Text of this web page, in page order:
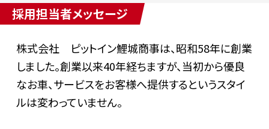
採用担当者メッセージ
株式会社 ピットイン鯉城商事は、昭和58年に創業
しました。創業以来40年経ちますが、当初から優良
なお車、サービスをお客様へ提供するというスタイ
ルは変わっていません。